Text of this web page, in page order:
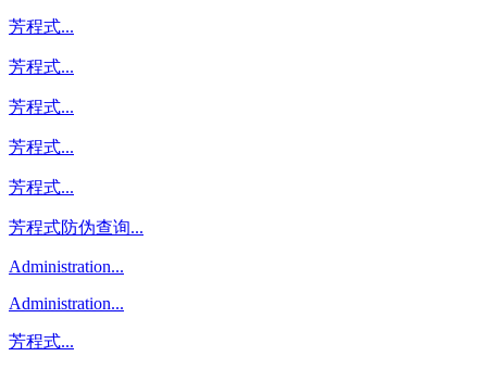
芳程式...
芳程式...
芳程式...
芳程式...
芳程式...
芳程式防伪查询...
Administration...
Administration...
芳程式...